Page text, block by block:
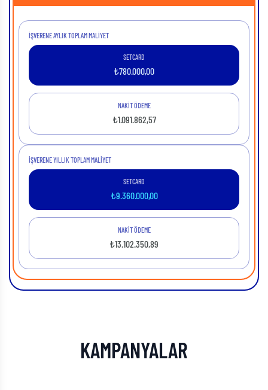
İŞVERENE AYLIK TOPLAM MALIYET
SETCARD
₺780.000,00
NAKİT ÖDEME
₺1.091.862,57
İŞVERENE YILLIK TOPLAM MALIYET
SETCARD
₺9.360.000,00
NAKİT ÖDEME
₺13.102.350,89
KAMPANYALAR